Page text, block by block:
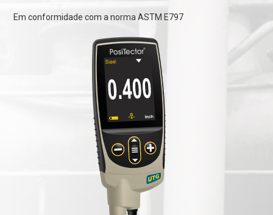
Em conformidade com a norma ASTM E797